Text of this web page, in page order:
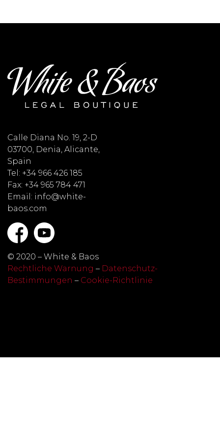
Calle Diana No. 19, 2-D
03700, Denia, Alicante,
Spain
Tel: +34 966 426 185
Fax: +34 965 784 471
Email: info@white-
baos.com
© 2020 – White & Baos
Rechtliche Warnung – Datenschutz-
Bestimmungen – Cookie-Richtlinie